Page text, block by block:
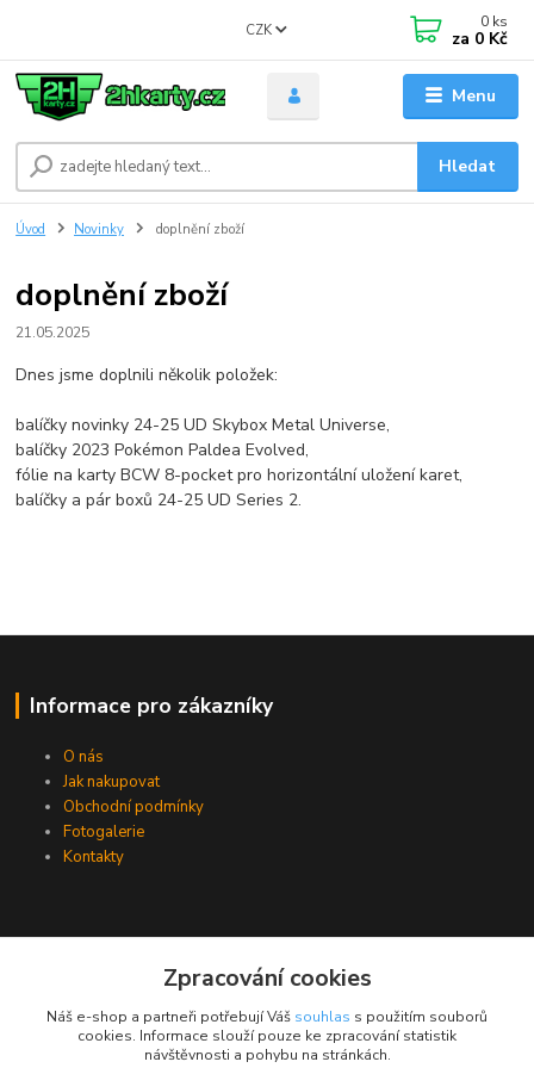
Menu
CZK
Hledat
0 ks
za 0 Kč
Úvod Novinky doplnění zboží
doplnění zboží
21.05.2025
Dnes jsme doplnili několik položek:
balíčky novinky 24-25 UD Skybox Metal Universe,
balíčky 2023 Pokémon Paldea Evolved,
fólie na karty BCW 8-pocket pro horizontální uložení karet,
balíčky a pár boxů 24-25 UD Series 2.
Informace pro zákazníky
O nás
Jak nakupovat
Obchodní podmínky
Fotogalerie
Kontakty
Zpracování cookies
Náš e-shop a partneři potřebují Váš souhlas s použitím souborů
cookies. Informace slouží pouze ke zpracování statistik
návštěvnosti a pohybu na stránkách.